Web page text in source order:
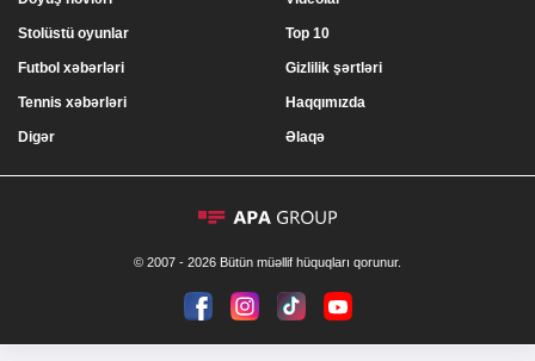
Stolüstü oyunlar Top 10
Futbol xəbərləri
Tennis xəbərləri
Digər
Gizlilik şərtləri
Haqqımızda
Əlaqə
© 2007 - 2026 Bütün müəllif hüquqları qorunur.